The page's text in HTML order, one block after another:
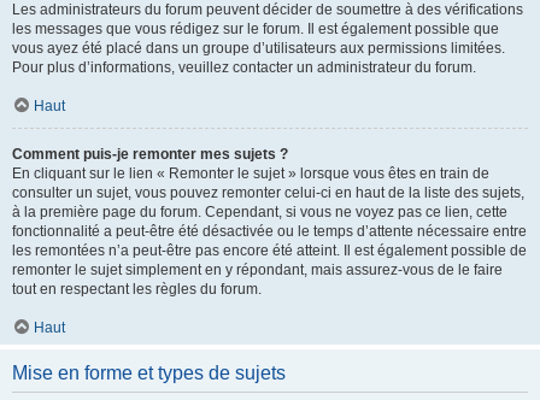
Les administrateurs du forum peuvent décider de soumettre à des vérifications
les messages que vous rédigez sur le forum. Il est également possible que
vous ayez été placé dans un groupe d’utilisateurs aux permissions limitées.
Pour plus d’informations, veuillez contacter un administrateur du forum.
Haut
Comment puis-je remonter mes sujets ?
En cliquant sur le lien « Remonter le sujet » lorsque vous êtes en train de
consulter un sujet, vous pouvez remonter celui-ci en haut de la liste des sujets,
à la première page du forum. Cependant, si vous ne voyez pas ce lien, cette
fonctionnalité a peut-être été désactivée ou le temps d’attente nécessaire entre
les remontées n’a peut-être pas encore été atteint. Il est également possible de
remonter le sujet simplement en y répondant, mais assurez-vous de le faire
tout en respectant les règles du forum.
Haut
Mise en forme et types de sujets